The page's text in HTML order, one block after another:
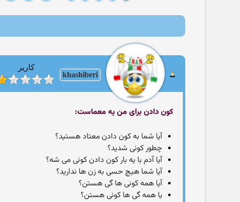
khashiberi
کاربر
کون دادن برای من یه معماست:
آیا شما به کون دادن معتاد هستید؟
چطور کونی شدید؟
آیا آدم با یه بار کون دادن کونی می شه؟
آیا شما هیچ حسی به زن ها ندارید؟
آیا همه کونی ها گی هستن؟
یا همه گی ها کونی هستن؟